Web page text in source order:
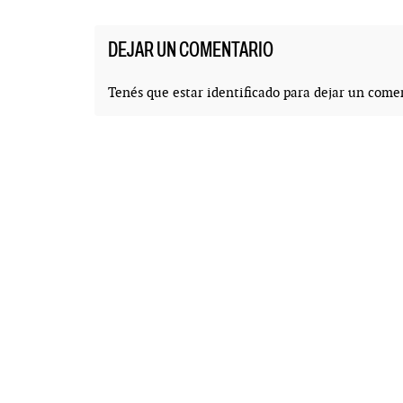
DEJAR UN COMENTARIO
Tenés que estar identificadopara dejar un